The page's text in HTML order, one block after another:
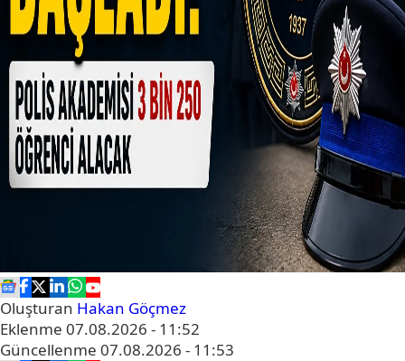
Oluşturan Hakan Göçmez
Eklenme 07.08.2026 - 11:52
Güncellenme 07.08.2026 - 11:53